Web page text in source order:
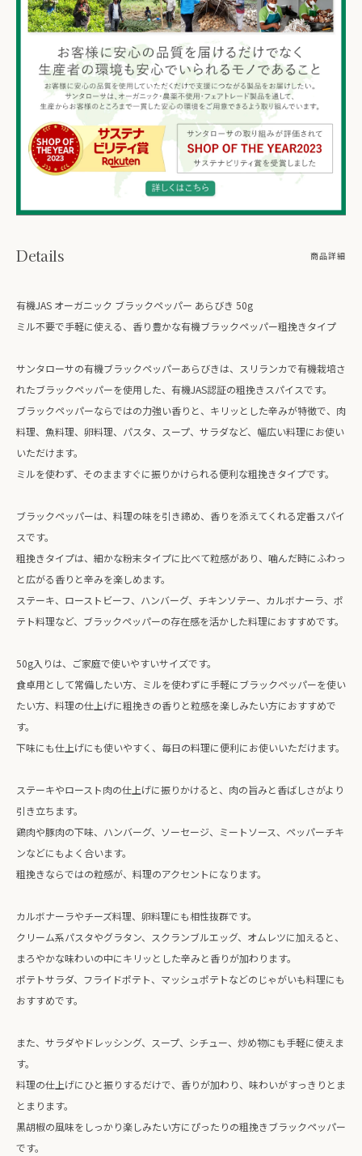
商品詳細
Details
有機JAS オーガニック ブラックペッパー あらびき 50g
ミル不要で手軽に使える、香り豊かな有機ブラックペッパー粗挽きタイプ
サンタローサの有機ブラックペッパーあらびきは、スリランカで有機栽培さ
れたブラックペッパーを使用した、有機JAS認証の粗挽きスパイスです。
ブラックペッパーならではの力強い香りと、キリッとした辛みが特徴で、肉
料理、魚料理、卵料理、パスタ、スープ、サラダなど、幅広い料理にお使い
いただけます。
ミルを使わず、そのまますぐに振りかけられる便利な粗挽きタイプです。
ブラックペッパーは、料理の味を引き締め、香りを添えてくれる定番スパイ
スです。
粗挽きタイプは、細かな粉末タイプに比べて粒感があり、噛んだ時にふわっ
と広がる香りと辛みを楽しめます。
ステーキ、ローストビーフ、ハンバーグ、チキンソテー、カルボナーラ、ポ
テト料理など、ブラックペッパーの存在感を活かした料理におすすめです。
50g入りは、ご家庭で使いやすいサイズです。
食卓用として常備したい方、ミルを使わずに手軽にブラックペッパーを使い
たい方、料理の仕上げに粗挽きの香りと粒感を楽しみたい方におすすめで
す。
下味にも仕上げにも使いやすく、毎日の料理に便利にお使いいただけます。
ステーキやロースト肉の仕上げに振りかけると、肉の旨みと香ばしさがより
引き立ちます。
鶏肉や豚肉の下味、ハンバーグ、ソーセージ、ミートソース、ペッパーチキ
ンなどにもよく合います。
粗挽きならではの粒感が、料理のアクセントになります。
カルボナーラやチーズ料理、卵料理にも相性抜群です。
クリーム系パスタやグラタン、スクランブルエッグ、オムレツに加えると、
まろやかな味わいの中にキリッとした辛みと香りが加わります。
ポテトサラダ、フライドポテト、マッシュポテトなどのじゃがいも料理にも
おすすめです。
また、サラダやドレッシング、スープ、シチュー、炒め物にも手軽に使えま
す。
料理の仕上げにひと振りするだけで、香りが加わり、味わいがすっきりとま
とまります。
黒胡椒の風味をしっかり楽しみたい方にぴったりの粗挽きブラックペッパー
です。